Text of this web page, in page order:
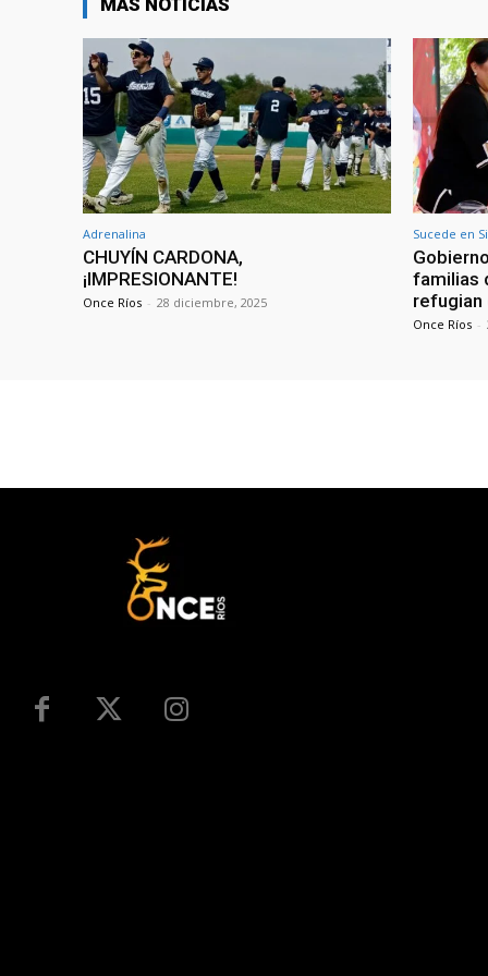
MÁS NOTICIAS
Adrenalina
CHUYÍN CARDONA,
¡IMPRESIONANTE!
Once Ríos - 28 diciembre, 2025
Sucede en
familias
refugian
Once Ríos -